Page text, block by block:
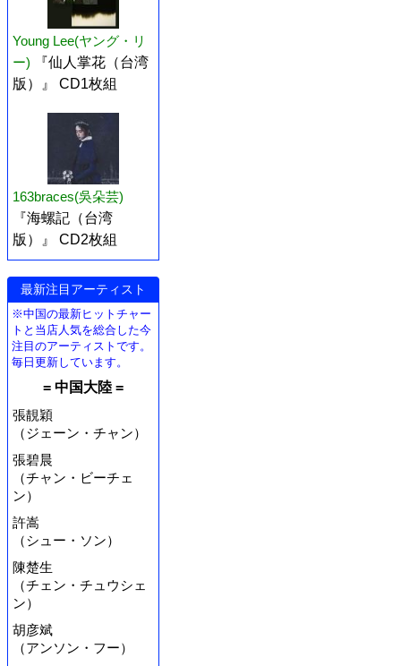
Young Lee(ヤング・リ
ー)
『仙人掌花（台湾
版）』 CD1枚組
163braces(吳朵芸)
『海螺記（台湾
版）』 CD2枚組
最新注目アーティスト
※中国の最新ヒットチャー
トと当店人気を総合した今
注目のアーティストです。
毎日更新しています。
= 中国大陸 =
張靚穎
（ジェーン・チャン）
張碧晨
（チャン・ビーチェ
ン）
許嵩
（シュー・ソン）
陳楚生
（チェン・チュウシェ
ン）
胡彦斌
（アンソン・フー）